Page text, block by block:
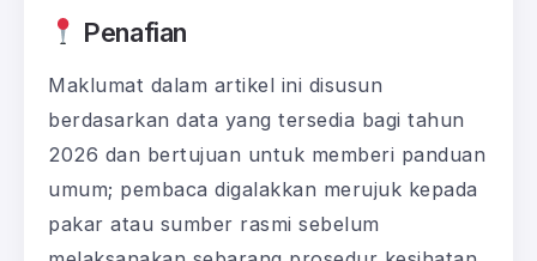
Penafian
Maklumat dalam artikel ini disusun
berdasarkan data yang tersedia bagi tahun
2026 dan bertujuan untuk memberi panduan
umum; pembaca digalakkan merujuk kepada
pakar atau sumber rasmi sebelum